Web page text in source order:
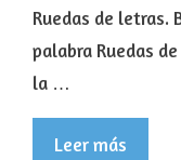
Ruedas de letras.
palabra Ruedas
la …
Leer más